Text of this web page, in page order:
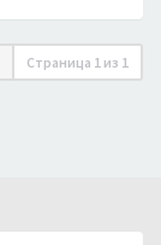
Страница 1 из 1